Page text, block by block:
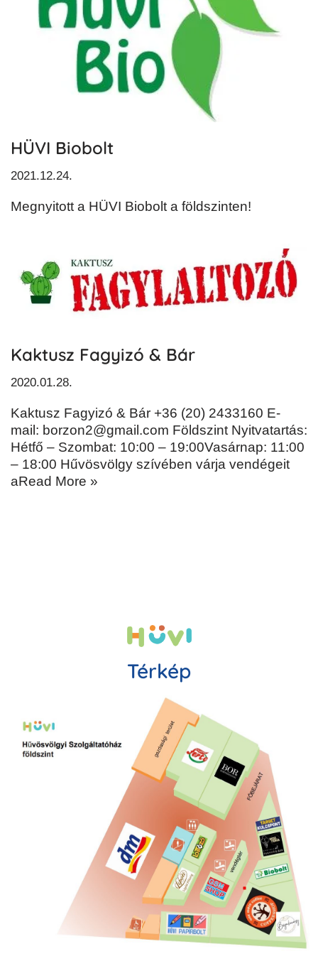
HÜVI Biobolt
2021.12.24.
Megnyitott a HÜVI Biobolt a földszinten!
Kaktusz Fagyizó & Bár
2020.01.28.
Kaktusz Fagyizó & Bár +36 (20) 2433160 E-
mail: borzon2@gmail.com Földszint Nyitvatartás:
Hétfő – Szombat: 10:00 – 19:00Vasárnap: 11:00
– 18:00 Hűvösvölgy szívében várja vendégeit
aRead More »
Térkép